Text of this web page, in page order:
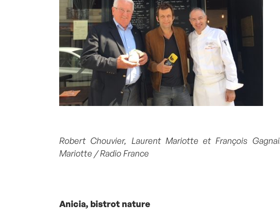
Robert Chouvier, Laurent Mariotte et François
Mariotte / Radio France
Anicia, bistrot nature